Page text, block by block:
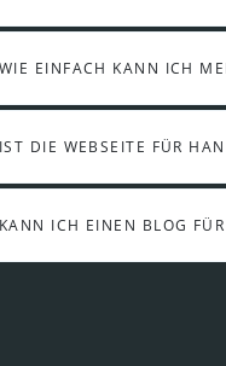
WIE EINFACH KANN ICH
IST DIE WEBSEITE FÜR
KANN ICH EINEN BLOG